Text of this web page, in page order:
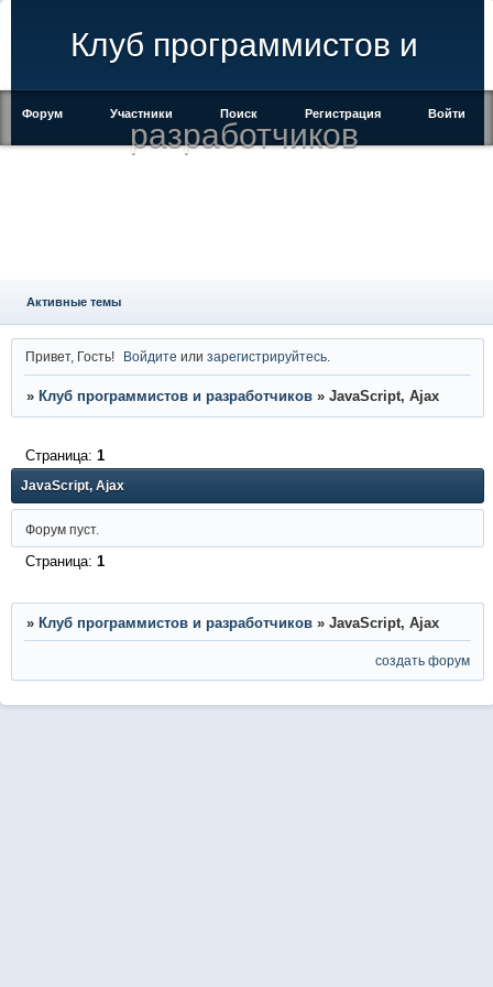
Клуб программистов и
разработчиков
Форум Участники Поиск Регистрация Войти
Активные темы
Привет, Гость! Войдите илизарегистрируйтесь
» Клуб программистов и разработчиков » JavaScript, Ajax
JavaScript, Ajax
Страница: 1
Форум пуст.
Страница: 1
» Клуб программистов и разработчиков » JavaScript, Ajax
создать форум